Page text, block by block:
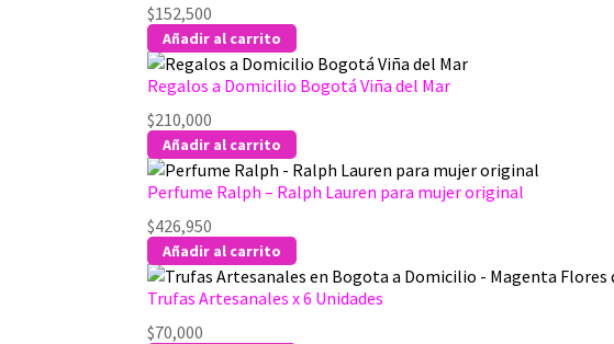
$152,500
Añadir al carrito
Regalos a Domicilio Bogotá Viña del Mar
$210,000
Añadir al carrito
Perfume Ralph – Ralph Lauren para mujer original
$426,950
Añadir al carrito
Trufas Artesanales x 6 Unidades
$70,000